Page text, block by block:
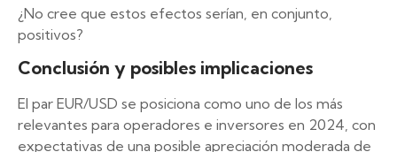
¿No cree que estos efectos serían, en conjunto,
positivos?
Conclusión y posibles implicaciones
El par EUR/USD se posiciona como uno de los más
relevantes para operadores e inversores en 2024, con
expectativas de una posible apreciación moderada de